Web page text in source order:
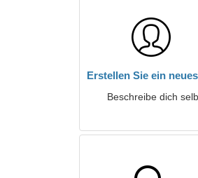
Erstellen Sie ein
Beschreibe dich